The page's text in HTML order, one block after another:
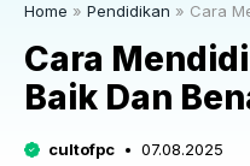
Home » Pendidikan » Cara
Cara
Baik Dan
cultofpc 07.08.2025